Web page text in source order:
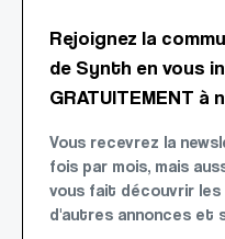
Rejoignez la
de Synth en vous
GRATUITEMENT
Vous recevrez la
fois par mois, mais
vous fait découvrir
d'autres annonces et